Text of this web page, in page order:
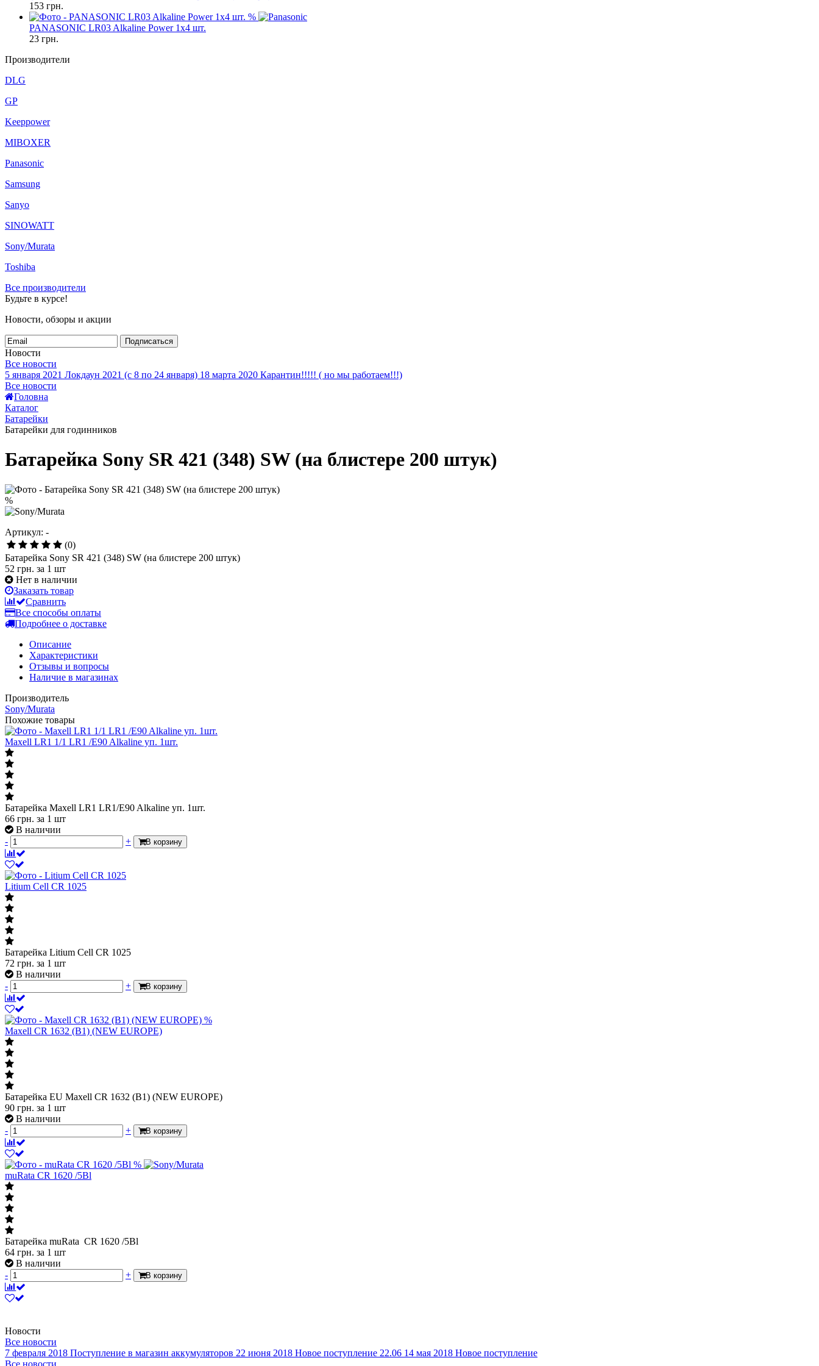
153 грн.
%
PANASONIC LR03 Alkaline Power 1x4 шт.
23 грн.
Производители
DLG
GP
Keeppower
MIBOXER
Panasonic
Samsung
Sanyo
SINOWATT
Sony/Murata
Toshiba
Все производители
Будьте в курсе!
Новости, обзоры и акции
Подписаться
Новости
Все новости
5 января 2021 Локдаун 2021 (с 8 по 24 января) 18 марта 2020 Карантин!!!!! ( но мы работаем!!!)
Все новости
Головна
Каталог
Батарейки
Батарейки для годинников
Батарейка Sony SR 421 (348) SW (на блистере 200 штук)
%
Артикул: -
(0)
Батарейка Sony SR 421 (348) SW (на блистере 200 штук)
52 грн. за 1 шт
Нет в наличии
Заказать товар
Сравнить
Все способы оплаты
Подробнее о доставке
Описание
Характеристики
Отзывы и вопросы
Наличие в магазинах
Производитель
Sony/Murata
Похожие товары
Maxell LR1 1/1 LR1 /E90 Alkaline уп. 1шт.
Батарейка Maxell LR1 LR1/E90 Alkaline уп. 1шт.
66 грн. за 1 шт
В наличии
-
+ В корзину
Litium Cell CR 1025
Батарейка Litium Cell CR 1025
72 грн. за 1 шт
В наличии
-
+ В корзину
%
Maxell CR 1632 (B1) (NEW EUROPE)
Батарейка EU Maxell CR 1632 (B1) (NEW EUROPE)
90 грн. за 1 шт
В наличии
-
+ В корзину
%
muRata CR 1620 /5Bl
Батарейка muRata CR 1620 /5Bl
64 грн. за 1 шт
В наличии
-
+ В корзину
Новости
Все новости
7 февраля 2018 Поступление в магазин аккумуляторов 22 июня 2018 Новое поступление 22.06 14 мая 2018 Новое поступление
Все новости